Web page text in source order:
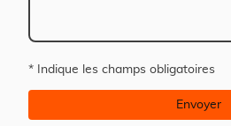
* Indique les champs obligatoires
Envoyer